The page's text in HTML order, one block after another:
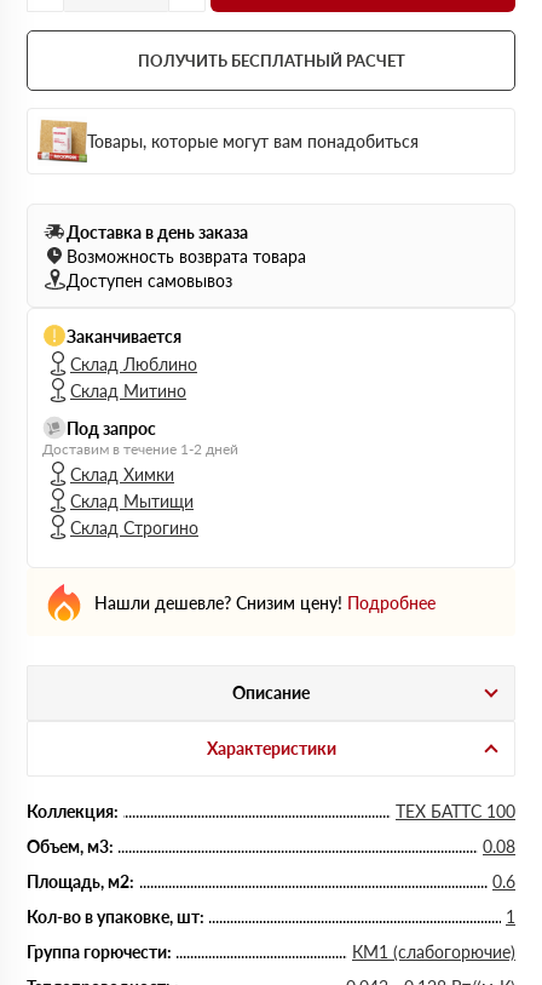
ПОЛУЧИТЬ БЕСПЛАТНЫЙ РАСЧЕТ
Товары, которые могут вам понадобиться
Доставка в день заказа
Возможность возврата товара
Доступен самовывоз
Заканчивается
Склад Люблино
Склад Митино
Под запрос
Доставим в течение 1-2 дней
Склад Химки
Склад Мытищи
Склад Строгино
Нашли дешевле? Снизим цену! Подробнее
Описание
Характеристики
Коллекция:
ТЕХ БАТТС 100
Объем, м3:
0.08
Площадь, м2:
0.6
Кол-во в упаковке, шт:
1
Группа горючести:
КМ1 (слабогорючие)